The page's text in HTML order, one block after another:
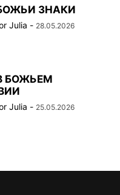
ЗНАКИ
Julia - 28.05.2026
БОЖЬЕМ
Julia - 25.05.2026